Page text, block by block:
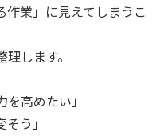
作業」に見えてしまうこ
します。
高めたい」
う」